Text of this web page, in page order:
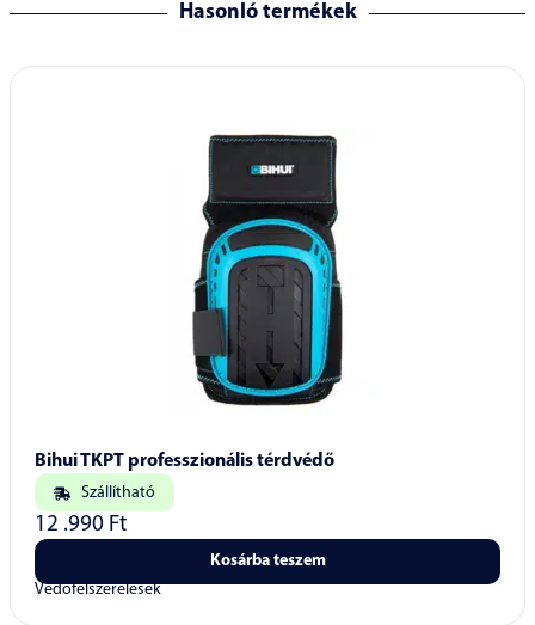
Hasonló termékek
Bihui TKPT professzionális térdvédő
Szállítható
12 .990 Ft
Kosárba teszem
Védőfelszerelések